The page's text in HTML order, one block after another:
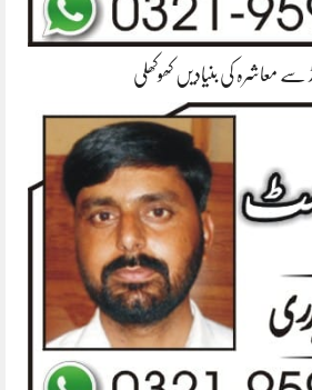
سے معاشرہ کی بنیادیں کھوکھلی